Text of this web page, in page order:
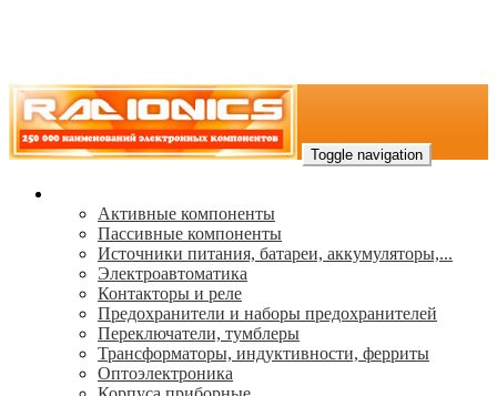
Toggle navigation
Активные компоненты
Пассивные компоненты
Источники питания, батареи, аккумуляторы,...
Электроавтоматика
Контакторы и реле
Предохранители и наборы предохранителей
Переключатели, тумблеры
Трансформаторы, индуктивности, ферриты
Oптоэлектроника